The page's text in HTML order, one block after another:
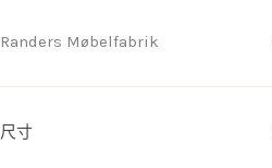
Randers Møbelfabrik
尺寸